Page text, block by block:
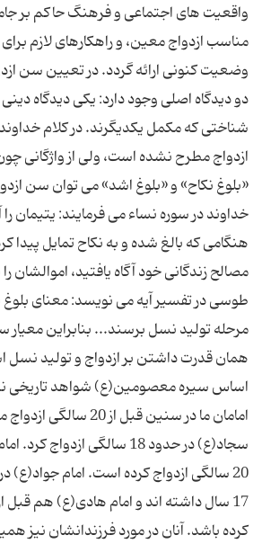
واقعیت هاى اجتماعى و فرهنگ حاکم بر
مناسب ازدواج معین، و راهکارهاى لازم
وضعیت کنونى ارائه گردد. در تعیین سن
دو دیدگاه اصلى وجود دارد: یکى دیدگاه
شناختى که مکمل یکدیگرند. در کلام
ازدواج مطرح نشده است، ولى از واژگانى
«بلوغ نکاح» و «بلوغ اشد» مى توان سن
خداوند در سوره نساء می فرمایند: یتیمان را
هنگامى که بالغ شده و به نکاح تمایل پیدا
مصالح زندگانى خود آگاه یافتید، اموالشان
طوسى در تفسیر آیه مى نویسد: معناى
مرحله تولید نسل برسند... بنابراین معیار
همان قدرت داشتن بر ازدواج و تولید
اساس سیره معصومین(ع) شواهد تاریخى
امامان ما در سنین قبل از 20
سجاد(ع) در حدود 18 سالگى
20 سالگى ازدواج کرده است. امام جواد(ع)
کرده باشد. آنان در مورد فرزندانشان نیز